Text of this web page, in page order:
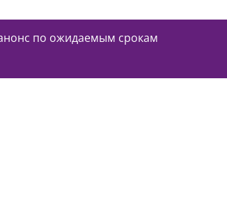
по ожидаемым срокам